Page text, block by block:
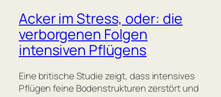
Acker im Stress, oder: die
verborgenen Folgen
intensiven Pflügens
Eine britische Studie zeigt, dass intensives
Pflügen feine Bodenstrukturen zerstört und